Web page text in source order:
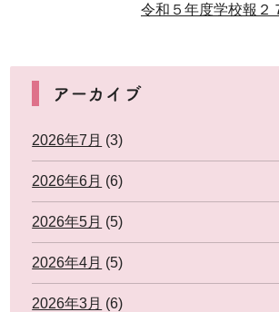
令和５年度学校報２
アーカイブ
2026年7月 (3)
2026年6月 (6)
2026年5月 (5)
2026年4月 (5)
2026年3月 (6)